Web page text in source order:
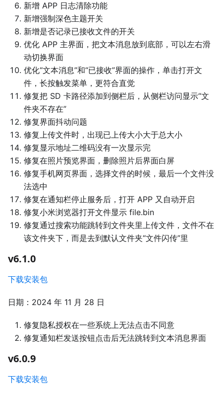
新增 APP 日志清除功能
新增强制深色主题开关
新增是否记录已接收文件的开关
优化 APP 主界面，把文本消息放到底部，可以左右滑
动切换界面
优化“文本消息”和“已接收”界面的操作，单击打开文
件，长按触发菜单，更符合直觉
修复把 SD 卡路径添加到侧栏后，从侧栏访问显示“文
件夹不存在”
修复界面抖动问题
修复上传文件时，出现已上传大小大于总大小
修复显示地址二维码没有一次显示完
修复在照片预览界面，删除照片后界面白屏
修复手机网页界面，选择文件的时候，最后一个文件没
法选中
修复在通知栏停止服务后，打开 APP 又自动开启
修复小米浏览器打开文件显示 file.bin
修复通过搜索功能跳转到文件夹里上传文件，文件不在
该文件夹下，而是去到默认文件夹“文件闪传”里
v6.1.0
下载安装包
日期：2024 年 11 月 28 日
修复隐私授权在一些系统上无法点击不同意
修复通知栏发送按钮点击后无法跳转到文本消息界面
v6.0.9
下载安装包